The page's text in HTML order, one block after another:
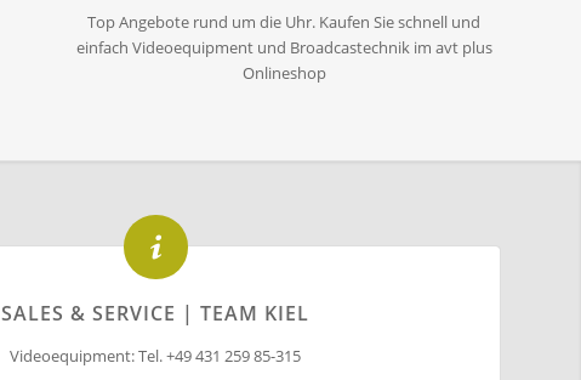
Top Angebote rund um die Uhr. Kaufen Sie schnell und
einfach Videoequipment und Broadcastechnik im avt plus
Onlineshop
SALES & SERVICE | TEAM KIEL
Videoequipment: Tel. +49 431 259 85-315